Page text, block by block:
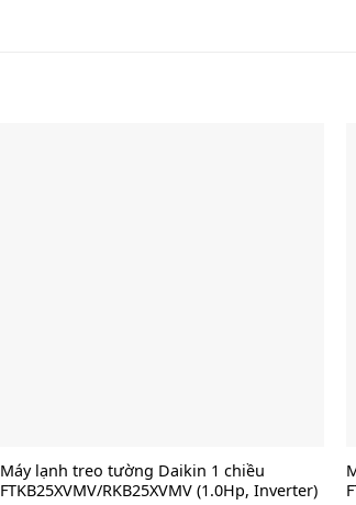
Máy lạnh treo tường Daikin 1 chiều
FTKB25XVMV/RKB25XVMV (1.0Hp, Inverter)